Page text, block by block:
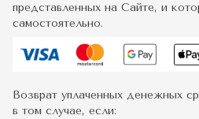
представленных на Сайте, и
самостоятельно.
Возврат уплаченных денежных
в том случае, если: